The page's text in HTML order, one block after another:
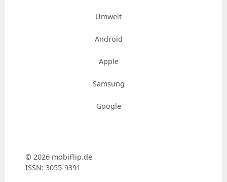
Umwelt
Android
Apple
Samsung
Google
© 2026 mobiFlip.de
ISSN: 3055-9391